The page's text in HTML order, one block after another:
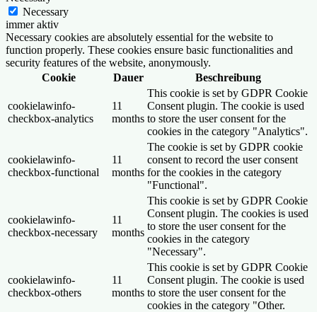
Necessary
immer aktiv
Necessary cookies are absolutely essential for the website to
function properly. These cookies ensure basic functionalities and
security features of the website, anonymously.
Cookie
Dauer Beschreibung
cookielawinfo-
checkbox-analytics
11
months
This cookie is set by GDPR Cookie
Consent plugin. The cookie is used
to store the user consent for the
cookies in the category "Analytics".
cookielawinfo-
checkbox-functional
11
months
The cookie is set by GDPR cookie
consent to record the user consent
for the cookies in the category
"Functional".
cookielawinfo-
checkbox-necessary
11
months
This cookie is set by GDPR Cookie
Consent plugin. The cookies is used
to store the user consent for the
cookies in the category
"Necessary".
cookielawinfo-
checkbox-others
11
months
This cookie is set by GDPR Cookie
Consent plugin. The cookie is used
to store the user consent for the
cookies in the category "Other.